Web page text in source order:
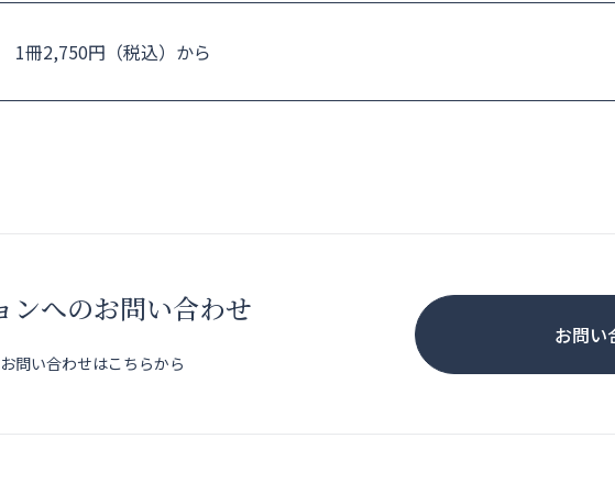
1冊2,750円（税込）から
ンへのお問い合わせ
問い合わせはこちらから
お問い